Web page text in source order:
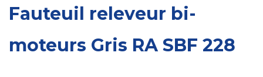
Fauteuil releveur bi-
moteurs Gris RA SBF 228